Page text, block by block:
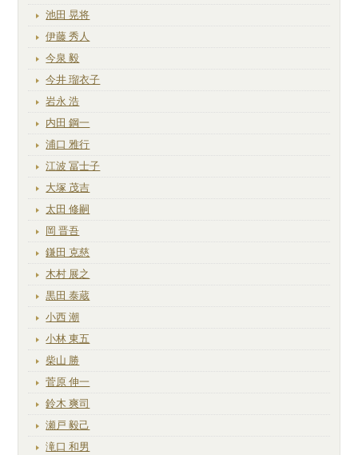
池田 晃将
伊藤 秀人
今泉 毅
今井 瑠衣子
岩永 浩
内田 鋼一
浦口 雅行
江波 冨士子
大塚 茂吉
太田 修嗣
岡 晋吾
鎌田 克慈
木村 展之
黒田 泰蔵
小西 潮
小林 東五
柴山 勝
菅原 伸一
鈴木 爽司
瀬戸 毅己
滝口 和男